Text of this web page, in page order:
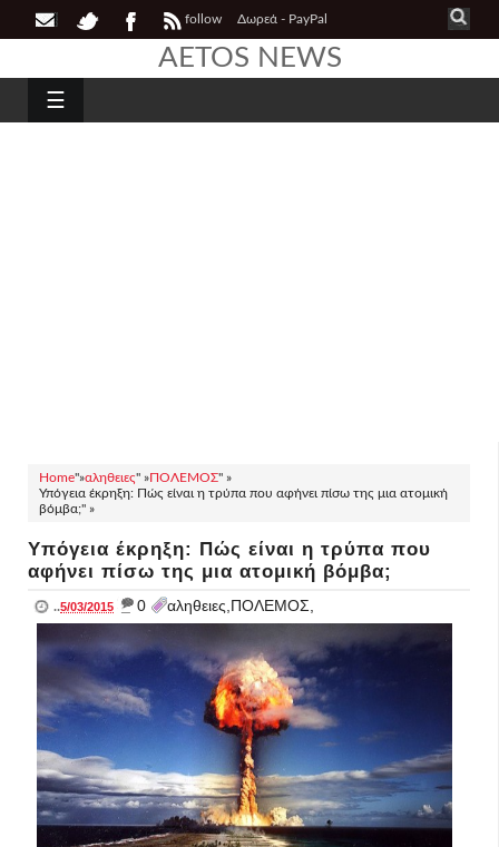
follow Δωρεά - PayPal
AETOS NEWS
☰
Home"»αληθειες" »ΠΟΛΕΜΟΣ" »
Υπόγεια έκρηξη: Πώς είναι η τρύπα που αφήνει πίσω της μια ατομική
βόμβα;" »
Υπόγεια έκρηξη: Πώς είναι η τρύπα που
αφήνει πίσω της μια ατομική βόμβα;
..5/03/2015 _ 0 αληθειες,ΠΟΛΕΜΟΣ,